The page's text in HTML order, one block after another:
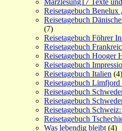
Märzlesung17 Texte
Reisetagebuch Benelux
Reisetagebuch
(7)
Reisetagebuch Föhrer
Reisetagebuch
Reisetagebuch Hooger
Reisetagebuch
Reisetagebuch Italien (4)
Reisetagebuch Limfjord
Reisetagebuch
Reisetagebuch
Reisetagebuch
Reisetagebuch
Was lebendig bleibt (4)